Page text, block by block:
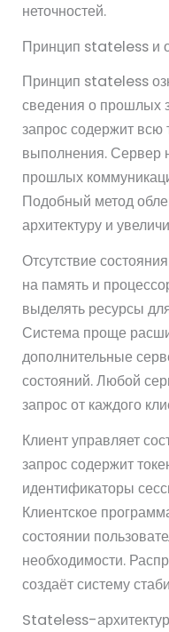
неточностей.
Принцип stateless и
Принцип stateless
сведения о прошлых
запрос содержит
выполнения. Сервер
прошлых
Подобный метод
архитектуру и
Отсутствие
на память и
выделять ресурсы
Система проще
дополнительные
состояний. Любой
запрос от каждого
Клиент управляет
запрос содержит
идентификаторы
Клиентское
состоянии
необходимости.
создаёт систему
Stateless-